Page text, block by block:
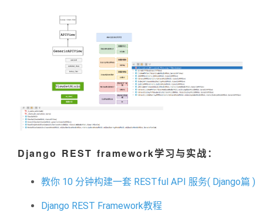
Django REST framework学习与实战：
教你 10 分钟构建一套 RESTful API 服务( Django篇 )
Django REST Framework教程